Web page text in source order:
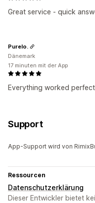
Great service - quick
Everything worked
Purelo.
Dänemark
17 minuten mit der App
Support
App-Support wird von
Ressourcen
Datenschutzerklärung
Dieser Entwickler bietet